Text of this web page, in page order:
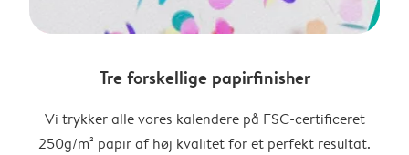
Tre forskellige papirfinisher
Vi trykker alle vores kalendere på FSC-certificeret
250g/m² papir af høj kvalitet for et perfekt resultat.